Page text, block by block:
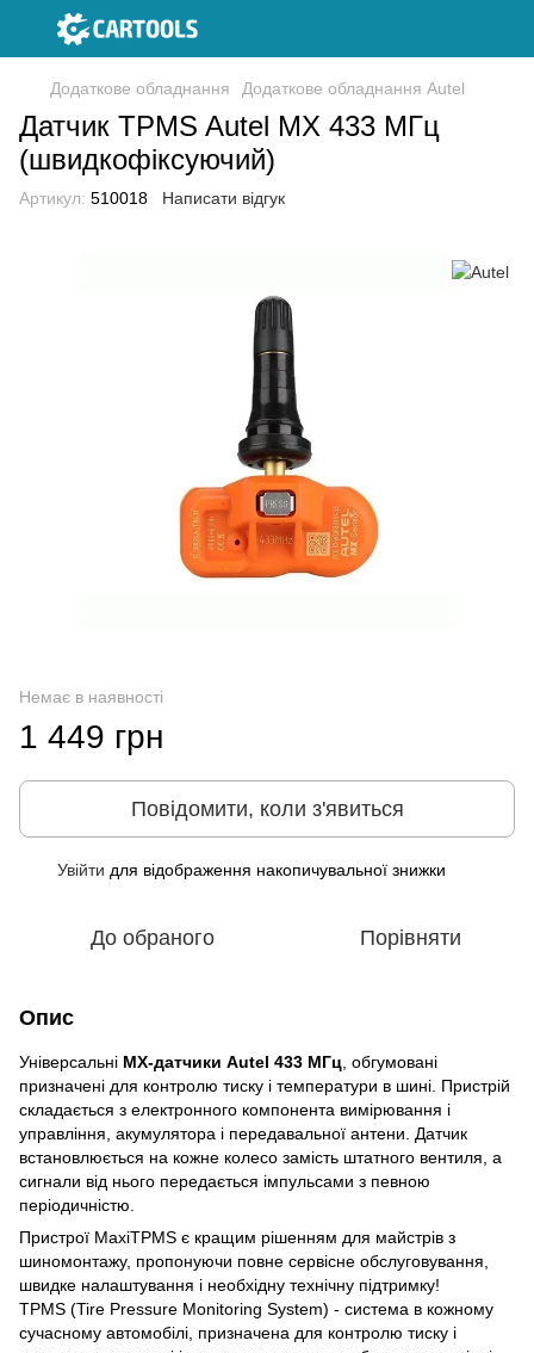
Додаткове обладнання Додаткове обладнання Autel
Датчик TPMS Autel MX 433 МГц
(швидкофіксуючий)
Артикул: 510018 Написати відгук
Немає в наявності
1 449 грн
Повідомити, коли з'явиться
Увійти для відображення накопичувальної знижки
До обраного Порівняти
Опис
Універсальні MX-датчики Autel 433 МГц , обгумовані
призначені для контролю тиску і температури в шині. Пристрій
складається з електронного компонента вимірювання і
управління, акумулятора і передавальної антени. Датчик
встановлюється на кожне колесо замість штатного вентиля, а
сигнали від нього передається імпульсами з певною
періодичністю.
Пристрої MaxiTPMS є кращим рішенням для майстрів з
шиномонтажу, пропонуючи повне сервісне обслуговування,
швидке налаштування і необхідну технічну підтримку!
TPMS (Tire Pressure Monitoring System) - система в кожному
сучасному автомобілі, призначена для контролю тиску і